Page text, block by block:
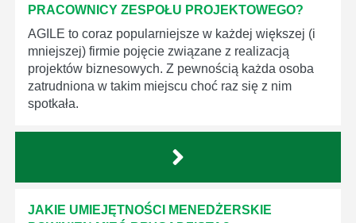
PRACOWNICY ZESPOŁU PROJEKTOWEGO?
AGILE to coraz popularniejsze w każdej większej (i
mniejszej) firmie pojęcie związane z realizacją
projektów biznesowych. Z pewnością każda osoba
zatrudniona w takim miejscu choć raz się z nim
spotkała.
JAKIE UMIEJĘTNOŚCI MENEDŻERSKIE